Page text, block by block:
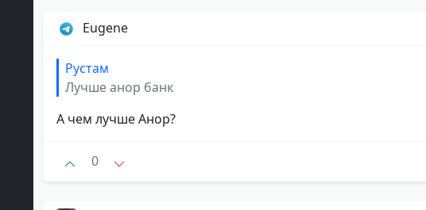
Eugene
Рустам
Лучше анор банк
А чем лучше Анор?
0